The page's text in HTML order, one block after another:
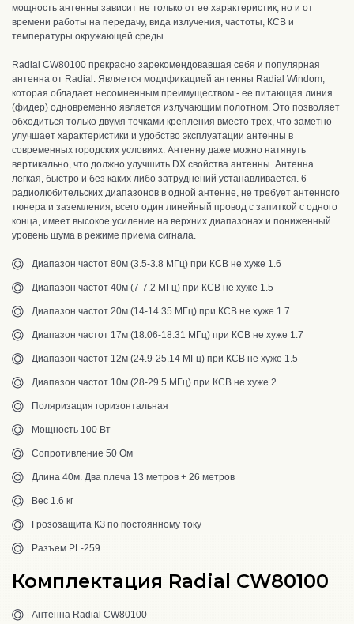
мощность антенны зависит не только от ее характеристик, но и от
времени работы на передачу, вида излучения, частоты, КСВ и
температуры окружающей среды.
Radial CW80100 прекрасно зарекомендовавшая себя и популярная
антенна от Radial. Является модификацией антенны Radial Windom,
которая обладает несомненным преимуществом - ее питающая линия
(фидер) одновременно является излучающим полотном. Это позволяет
обходиться только двумя точками крепления вместо трех, что заметно
улучшает характеристики и удобство эксплуатации антенны в
современных городских условиях. Антенну даже можно натянуть
вертикально, что должно улучшить DX свойства антенны. Антенна
легкая, быстро и без каких либо затруднений устанавливается. 6
радиолюбительских диапазонов в одной антенне, не требует антенного
тюнера и заземления, всего один линейный провод с запиткой с одного
конца, имеет высокое усиление на верхних диапазонах и пониженный
уровень шума в режиме приема сигнала.
Диапазон частот 80м (3.5-3.8 МГц) при КСВ не хуже 1.6
Диапазон частот 40м (7-7.2 МГц) при КСВ не хуже 1.5
Диапазон частот 20м (14-14.35 МГц) при КСВ не хуже 1.7
Диапазон частот 17м (18.06-18.31 МГц) при КСВ не хуже 1.7
Диапазон частот 12м (24.9-25.14 МГц) при КСВ не хуже 1.5
Диапазон частот 10м (28-29.5 МГц) при КСВ не хуже 2
Поляризация горизонтальная
Мощность 100 Вт
Сопротивление 50 Ом
Длина 40м. Два плеча 13 метров + 26 метров
Вес 1.6 кг
Грозозащита КЗ по постоянному току
Разъем PL-259
Комплектация Radial CW80100
Антенна Radial CW80100